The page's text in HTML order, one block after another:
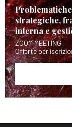
strategiche,
interna e
ZOOM MEETING
Offerte per